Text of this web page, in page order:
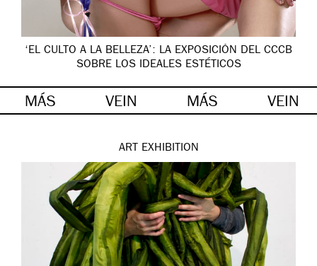
‘EL CULTO A LA BELLEZA’: LA EXPOSICIÓN DEL CCCB
SOBRE LOS IDEALES ESTÉTICOS
MÁS VEIN MÁS VEIN
ART EXHIBITION